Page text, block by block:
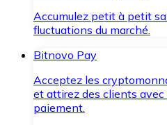
Accumulez petit à petit
fluctuations du marché.
Bitnovo Pay
Acceptez les
et attirez des clients avec
paiement.